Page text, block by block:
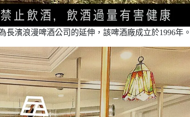
長濱浪漫啤酒公司的延伸，該啤酒廠成立於1996年。